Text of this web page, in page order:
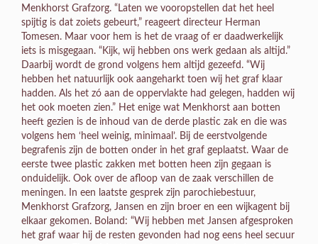
Menkhorst Grafzorg. “Laten we vooropstellen dat het heel
spijtig is dat zoiets gebeurt,” reageert directeur Herman
Tomesen. Maar voor hem is het de vraag of er daadwerkelijk
iets is misgegaan. “Kijk, wij hebben ons werk gedaan als altijd.”
Daarbij wordt de grond volgens hem altijd gezeefd. “Wij
hebben het natuurlijk ook aangeharkt toen wij het graf klaar
hadden. Als het zó aan de oppervlakte had gelegen, hadden wij
het ook moeten zien.” Het enige wat Menkhorst aan botten
heeft gezien is de inhoud van de derde plastic zak en die was
volgens hem ‘heel weinig, minimaal’. Bij de eerstvolgende
begrafenis zijn de botten onder in het graf geplaatst. Waar de
eerste twee plastic zakken met botten heen zijn gegaan is
onduidelijk. Ook over de afloop van de zaak verschillen de
meningen. In een laatste gesprek zijn parochiebestuur,
Menkhorst Grafzorg, Jansen en zijn broer en een wijkagent bij
elkaar gekomen. Boland: “Wij hebben met Jansen afgesproken
het graf waar hij de resten gevonden had nog eens heel secuur